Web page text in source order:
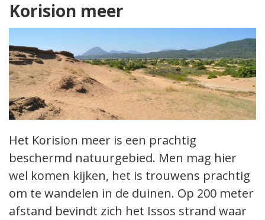
Korision meer
Het Korision meer is een prachtig
beschermd natuurgebied. Men mag hier
wel komen kijken, het is trouwens prachtig
om te wandelen in de duinen. Op 200 meter
afstand bevindt zich het Issos strand waar